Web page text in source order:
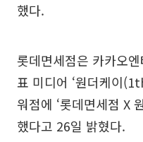
했다.
롯데면세점은 카카오
표 미디어 ‘원더케이
워점에 ‘롯데면세점 X
했다고 26일 밝혔다.